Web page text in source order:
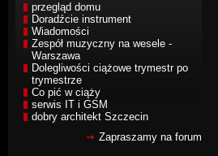
przegląd domu
Doradźcie instrument
Wiadomości
Zespół muzyczny na wesele -
Warszawa
Dolegliwości ciążowe trymestr po
trymestrze
Co pić w ciąży
serwis IT i GSM
dobry architekt Szczecin
Zapraszamy na forum